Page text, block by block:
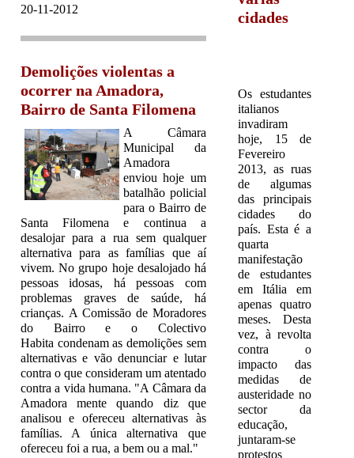
20-11-2012
Demolições violentas a
ocorrer na Amadora,
Bairro de Santa Filomena
A Câmara
Municipal da
Amadora
enviou hoje um
batalhão policial
para o Bairro de
Santa Filomena e continua a
desalojar para a rua sem qualquer
alternativa para as famílias que aí
vivem. No grupo hoje desalojado há
pessoas idosas, há pessoas com
problemas graves de saúde, há
crianças. A Comissão de Moradores
do Bairro e o Colectivo
Habita condenam as demolições sem
alternativas e vão denunciar e lutar
contra o que consideram um atentado
contra a vida humana. "A Câmara da
Amadora mente quando diz que
analisou e ofereceu alternativas às
famílias. A única alternativa que
ofereceu foi a rua, a bem ou a mal."
cidades
Os estudantes
italianos
invadiram
hoje, 15 de
Fevereiro
2013, as ruas
de algumas
das principais
cidades do
país. Esta é a
quarta
manifestação
de estudantes
em Itália em
apenas quatro
meses. Desta
vez, à revolta
contra o
impacto das
medidas de
austeridade no
sector da
educação,
juntaram-se
protestos